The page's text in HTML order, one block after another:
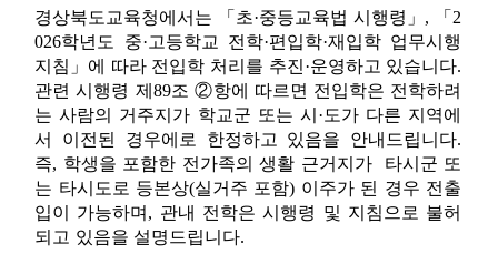
경상북도교육청에서는 「 초·중등교육법 시행령 」 , 「 2
026학년도 중·고등학교 전학·편입학·재입학 업무시행
지침 」 에 따라 전입학 처리를 추진·운영하고 있습니다.
관련 시행령 제 89조 ②항에 따르면 전입학은 전학하려
는 사람의 거주지가 학교군 또는 시 ·도가 다른 지역에
서 이전된 경우에로 한정하고 있음을 안내드립니다.
즉, 학생을 포함한 전가족의 생활 근거지가
타시군 또
는 타시도로 등본상(실거주 포함) 이주가 된 경우 전출
입이 가능하며 , 관내 전학은 시행령 및 지침으로 불허
되고 있음을 설명드립니다.